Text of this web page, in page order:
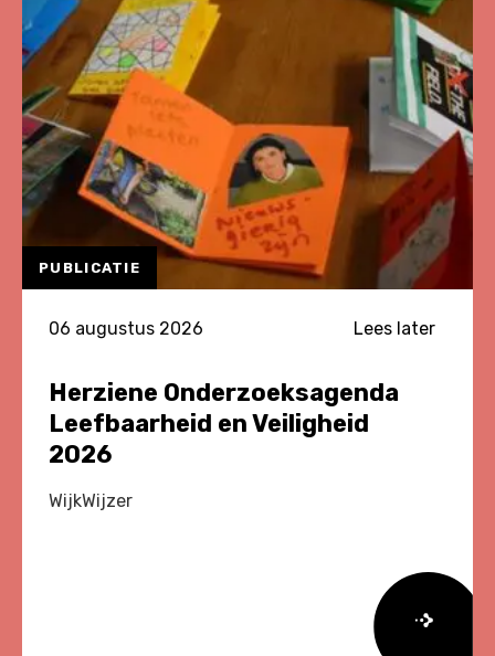
PUBLICATIE
06 augustus 2026 Lees later
Herziene Onderzoeksagenda
Leefbaarheid en Veiligheid
2026
WijkWijzer